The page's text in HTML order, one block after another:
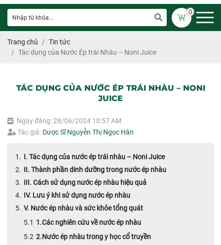
0
Trang chủ
Tin tức
Tác dụng của Nước Ép trái Nhàu – Noni Juice
TÁC DỤNG CỦA NƯỚC ÉP TRÁI NHÀU – NONI
JUICE
Ngày đăng: 28/06/2024 10:57 AM
Tác giả: Dược Sĩ Nguyễn Thị Ngọc Hân
I. Tác dụng của nước ép trái nhàu – Noni Juice
II. Thành phần dinh dưỡng trong nước ép nhàu
III. Cách sử dụng nước ép nhàu hiệu quả
IV. Lưu ý khi sử dụng nước ép nhàu
V. Nước ép nhàu và sức khỏe tổng quát
1.Các nghiên cứu về nước ép nhàu
2.Nước ép nhàu trong y học cổ truyền